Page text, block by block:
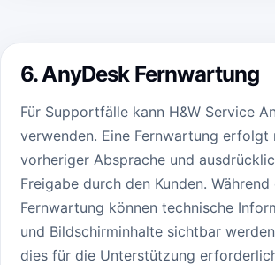
6. AnyDesk Fernwartung
Für Supportfälle kann H&W Service
verwenden. Eine Fernwartung erfolgt
vorheriger Absprache und
Freigabe durch den Kunden. Während
Fernwartung können technische
und Bildschirminhalte sichtbar
dies für die Unterstützung